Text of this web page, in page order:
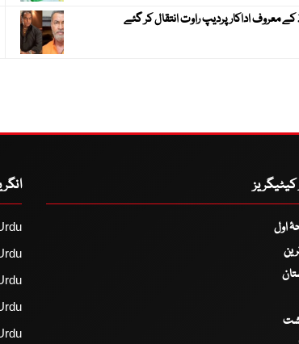
کے معروف اداکار پردیپ راوت انتقال کر گئے
کیٹیگریز
اول